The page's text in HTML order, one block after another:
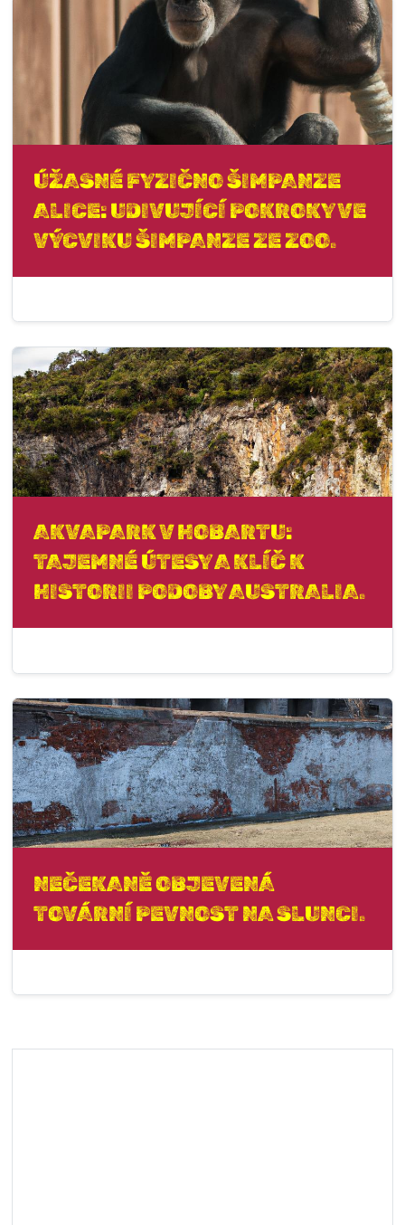
ÚŽASNÉ FYZIČNO ŠIMPANZE
ALICE: UDIVUJÍCÍ POKROKY VE
VÝCVIKU ŠIMPANZE ZE ZOO.
AKVAPARK V HOBARTU:
TAJEMNÉ ÚTESY A KLÍČ K
HISTORII PODOBY AUSTRALIA.
NEČEKANĚ OBJEVENÁ
TOVÁRNÍ PEVNOST NA SLUNCI.